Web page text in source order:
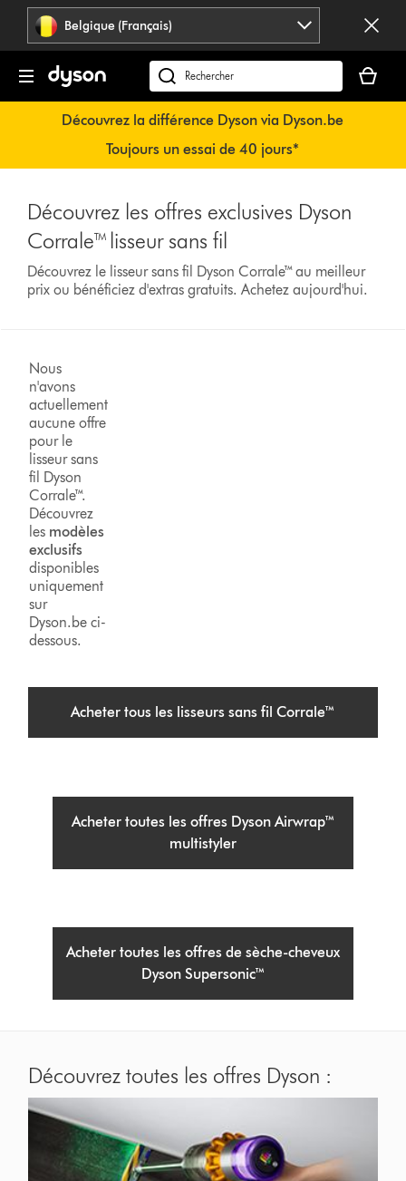
Sauter
pages
Belgique (Français)
Rechercher
des
produits
panier
est
Découvrez la différence Dyson via Dyson.be
Toujours un essai de 40 jours*
Découvrez les offres exclusives Dyson
Corrale™ lisseur sans fil
Découvrez le lisseur sans fil Dyson Corrale™ au meilleur
prix ou bénéficiez d'extras gratuits. Achetez aujourd'hui.
Nous
n'avons
actuellement
aucune offre
pour le
lisseur sans
fil Dyson
Corrale™.
Découvrez
les modèles
exclusifs
disponibles
uniquement
sur
Dyson.be ci-
dessous.
Acheter tous les lisseurs sans fil Corrale™
Acheter toutes les offres Dyson Airwrap™
multistyler
Acheter toutes les offres de sèche-cheveux
Dyson Supersonic™
Découvrez toutes les offres Dyson :